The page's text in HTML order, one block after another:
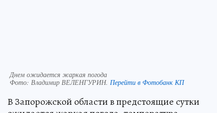
Днем ожидается жаркая погода
Фото: Владимир ВЕЛЕНГУРИН. Перейти в Фотобанк КП
В Запорожской области в предстоящие сутки